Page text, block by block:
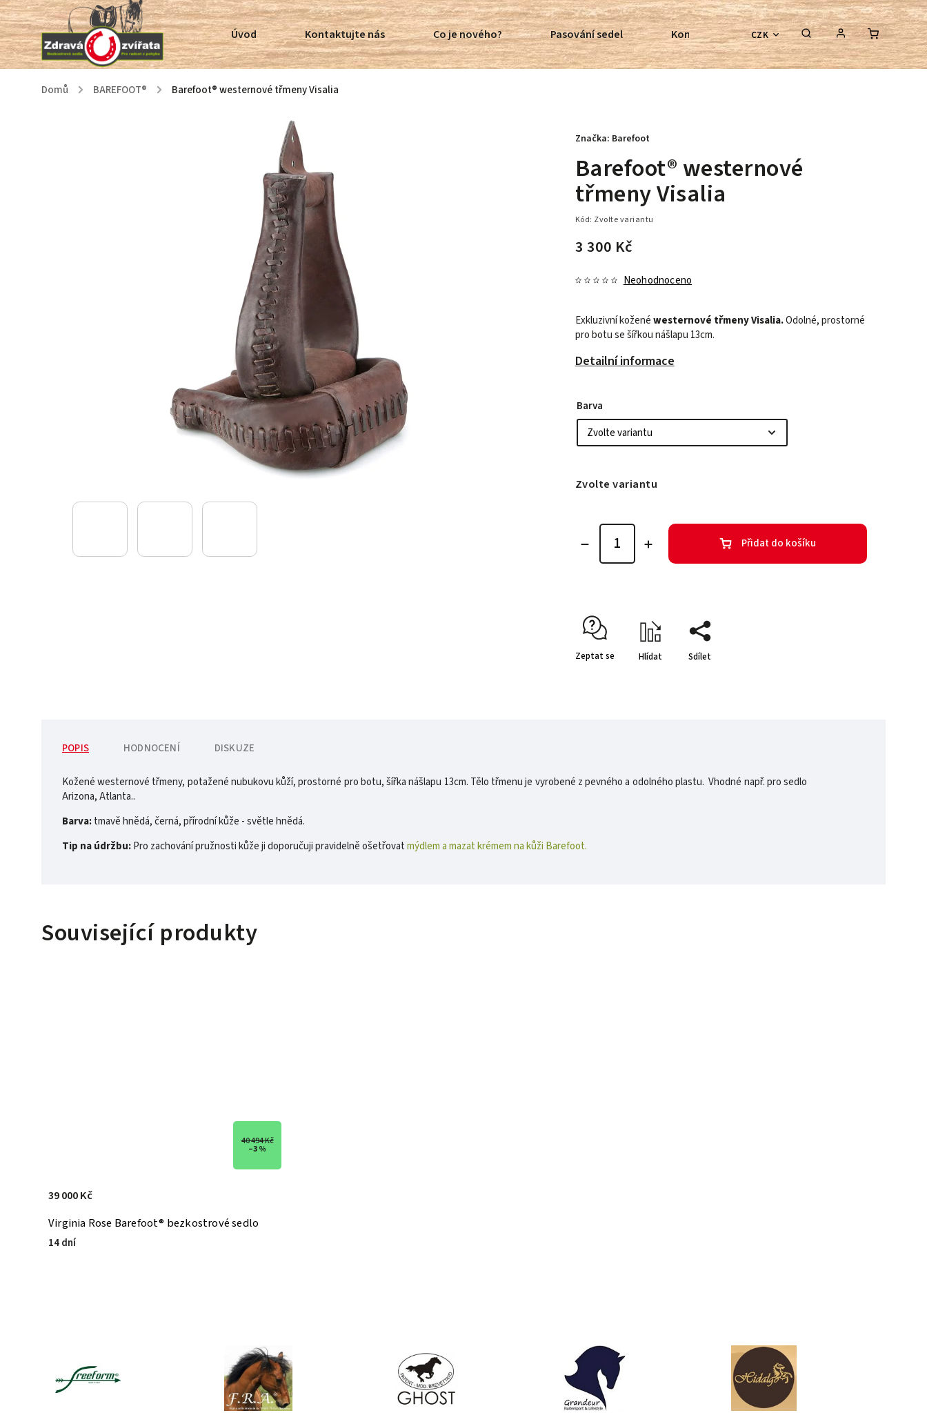
CZK
Úvod Kontaktujte nás Co je nového? Pasování sedel Kontroly bezkostrových sedel Poradenství
Domů / BAREFOOT® / Barefoot® westernové třmeny Visalia
Barefoot® westernové
třmeny Visalia
Kód: Zvolte variantu
3 300 Kč
Neohodnoceno
Exkluzivní koženéwesternové třmeny Visalia.Odolné, prostorné
pro botu se šířkou nášlapu 13cm.
Detailní informace
Značka: Barefoot
Barva
Zvolte variantu
Přidat do košíku
Zeptat se Hlídat Sdílet
POPIS HODNOCENÍ DISKUZE
Kožené westernové třmeny, potažené nubukovu kůží, prostorné pro botu, šířka nášlapu 13cm. Tělo třmenu je vyrobené z pevného a odolného plastu. Vhodné např. pro sedlo
Arizona, Atlanta..
Barva:tmavě hnědá, černá, přírodní kůže - světle hnědá.
Tip na údržbu:Pro zachování pružnosti kůže ji doporučuji pravidelně ošetřovatmýdlem a mazat krémem na kůži Barefoot.
Související produkty
40 494 Kč
–3 %
Virginia Rose Barefoot® bezkostrové sedlo
14 dní
39 000 Kč